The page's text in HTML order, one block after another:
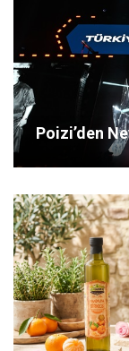
Poizi’den